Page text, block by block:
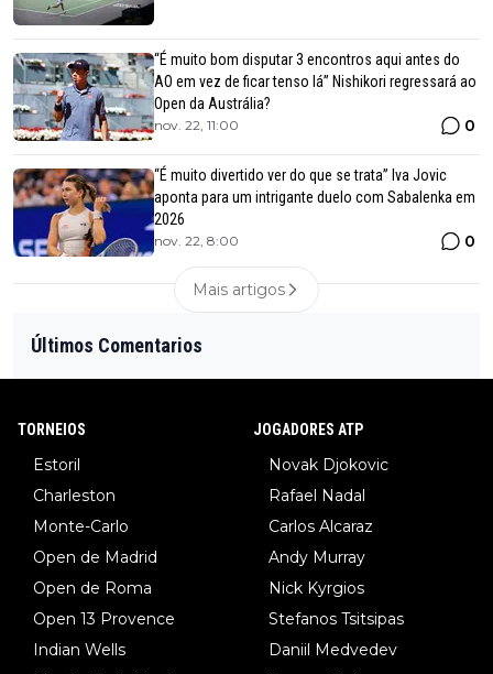
“É muito bom disputar 3 encontros aqui antes do
AO em vez de ficar tenso lá” Nishikori regressará ao
Open da Austrália?
nov. 22, 11:00 0
“É muito divertido ver do que se trata” Iva Jovic
aponta para um intrigante duelo com Sabalenka em
2026
nov. 22, 8:00 0
Mais artigos
Últimos Comentarios
TORNEIOS
Estoril
Charleston
Monte-Carlo
Open de Madrid
Open de Roma
Open 13 Provence
Indian Wells
JOGADORES ATP
Novak Djokovic
Rafael Nadal
Carlos Alcaraz
Andy Murray
Nick Kyrgios
Stefanos Tsitsipas
Daniil Medvedev